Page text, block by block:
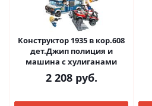
Конструктор 1935 в кор.608
дет.Джип полиция и
машина с хулиганами
2 208руб.